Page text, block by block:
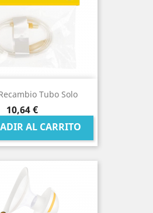
Tubo Solo
Precio
10,64 €
AL CARRITO